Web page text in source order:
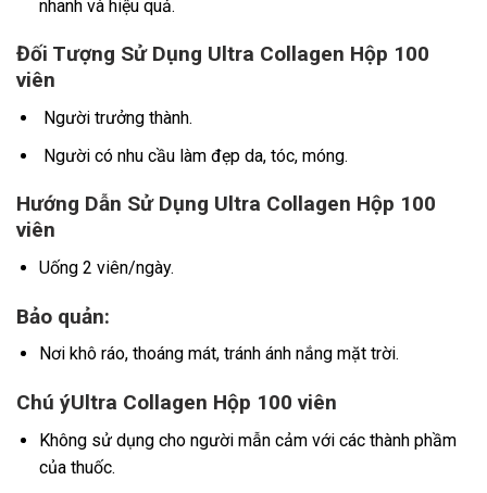
nhanh và hiệu quả.
Đối Tượng Sử Dụng Ultra Collagen Hộp 100
viên
Người trưởng thành.
Người có nhu cầu làm đẹp da, tóc, móng.
Hướng Dẫn Sử Dụng Ultra Collagen Hộp 100
viên
Uống 2 viên/ngày.
Bảo quản:
Nơi khô ráo, thoáng mát, tránh ánh nắng mặt trời.
Chú ýUltra Collagen Hộp 100 viên
Không sử dụng cho người mẫn cảm với các thành phầm
của thuốc.